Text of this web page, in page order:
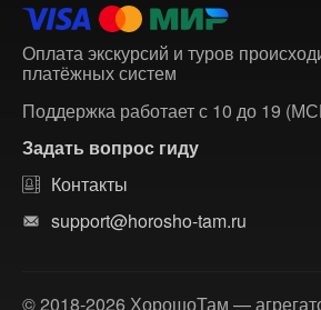
Оплата экскурсий и туров
платёжных систем
Поддержка работает с 10 до 19
Задать вопрос гиду
Контакты
support@horosho-tam.ru
© 2018-2026 ХорошоТам —